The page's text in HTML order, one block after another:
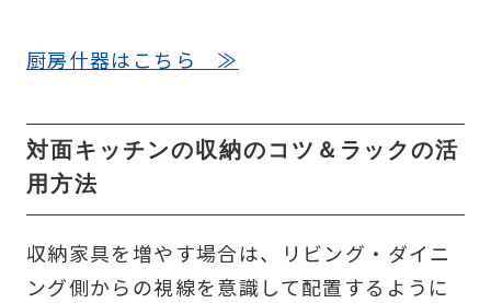
厨房什器はこちら ≫
対面キッチンの収納のコツ＆ラックの活
用方法
収納家具を増やす場合は、リビング・ダイニ
ング側からの視線を意識して配置するように